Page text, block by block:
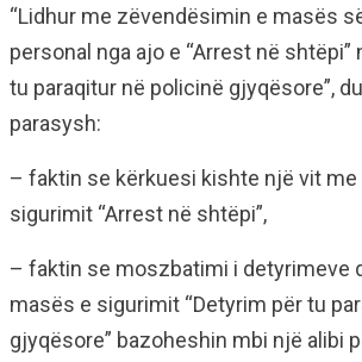
“Lidhur me zëvendësimin e masës
personal nga ajo e “Arrest në shtëpi”
tu paraqitur në policinë gjyqësore”,
parasysh:
– faktin se kërkuesi kishte një vit me
sigurimit “Arrest në shtëpi”,
– faktin se moszbatimi i detyrimeve
masës e sigurimit “Detyrim për tu
gjyqësore” bazoheshin mbi një alibi